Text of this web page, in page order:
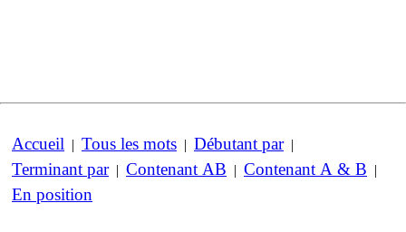
Accueil | Tous les mots | Débutant par|
Terminant par| Contenant AB | Contenant A & B |
En position